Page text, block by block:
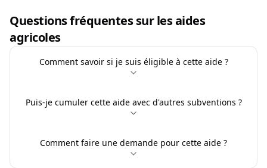
Questions fréquentes sur les aides
agricoles
Comment savoir si je suis éligible à cette aide ?
Puis-je cumuler cette aide avec d'autres subventions ?
Comment faire une demande pour cette aide ?